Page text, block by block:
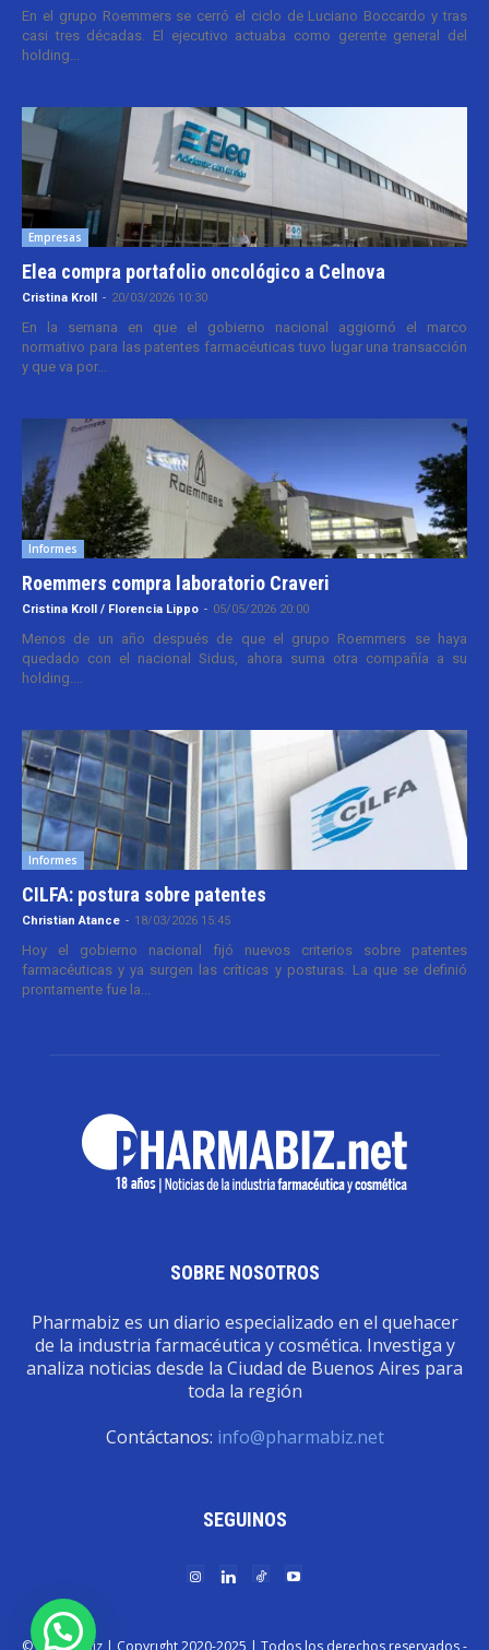
En el grupo Roemmers se cerró el ciclo de Luciano Boccardo y tras
casi tres décadas. El ejecutivo actuaba como gerente general del
holding...
Empresas
Elea compra portafolio oncológico a Celnova
Cristina Kroll - 20/03/2026 10:30
En la semana en que el gobierno nacional aggiornó el marco
normativo para las patentes farmacéuticas tuvo lugar una transacción
y que va por...
Informes
Roemmers compra laboratorio Craveri
Cristina Kroll / Florencia Lippo - 05/05/2026 20:00
Menos de un año después de que el grupo Roemmers se haya
quedado con el nacional Sidus, ahora suma otra compañía a su
holding....
Informes
CILFA: postura sobre patentes
Christian Atance - 18/03/2026 15:45
Hoy el gobierno nacional fijó nuevos criterios sobre patentes
farmacéuticas y ya surgen las críticas y posturas. La que se definió
prontamente fue la...
SOBRE NOSOTROS
Pharmabiz es un diario especializado en el quehacer
de la industria farmacéutica y cosmética. Investiga y
analiza noticias desde la Ciudad de Buenos Aires para
toda la región
Contáctanos: info@pharmabiz.net
SEGUINOS